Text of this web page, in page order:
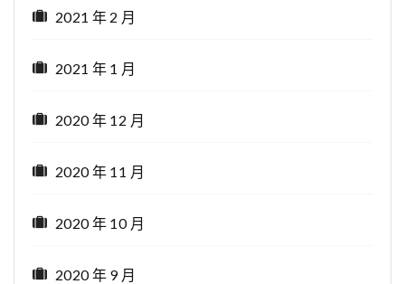
2021 年 2 月
2021 年 1 月
2020 年 12 月
2020 年 11 月
2020 年 10 月
2020 年 9 月